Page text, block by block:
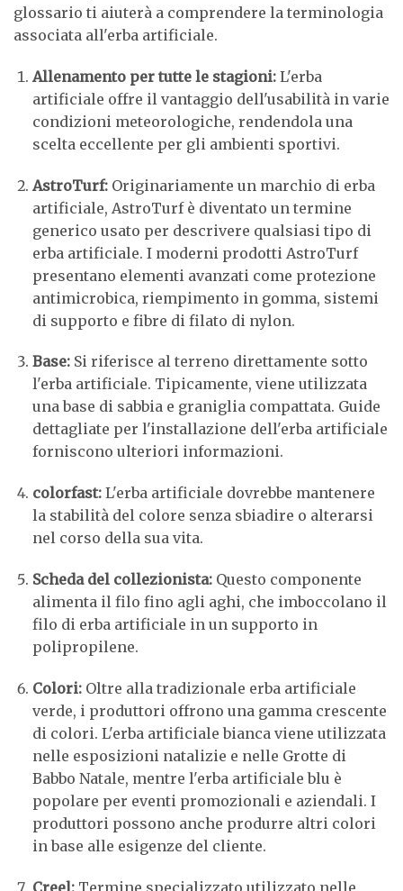
glossario ti aiuterà a comprendere la terminologia
associata all'erba artificiale.
Allenamento per tutte le stagioni:L'erba
artificiale offre il vantaggio dell'usabilità in varie
condizioni meteorologiche, rendendola una
scelta eccellente per gli ambienti sportivi.
AstroTurf:Originariamente un marchio di erba
artificiale, AstroTurf è diventato un termine
generico usato per descrivere qualsiasi tipo di
erba artificiale. I moderni prodotti AstroTurf
presentano elementi avanzati come protezione
antimicrobica, riempimento in gomma, sistemi
di supporto e fibre di filato di nylon.
Base:Si riferisce al terreno direttamente sotto
l'erba artificiale. Tipicamente, viene utilizzata
una base di sabbia e graniglia compattata. Guide
dettagliate per l'installazione dell'erba artificiale
forniscono ulteriori informazioni.
colorfast:L'erba artificiale dovrebbe mantenere
la stabilità del colore senza sbiadire o alterarsi
nel corso della sua vita.
Scheda del collezionista:Questo componente
alimenta il filo fino agli aghi, che imboccolano il
filo di erba artificiale in un supporto in
polipropilene.
Colori:Oltre alla tradizionale erba artificiale
verde, i produttori offrono una gamma crescente
di colori. L'erba artificiale bianca viene utilizzata
nelle esposizioni natalizie e nelle Grotte di
Babbo Natale, mentre l'erba artificiale blu è
popolare per eventi promozionali e aziendali. I
produttori possono anche produrre altri colori
in base alle esigenze del cliente.
Creel:Termine specializzato utilizzato nelle